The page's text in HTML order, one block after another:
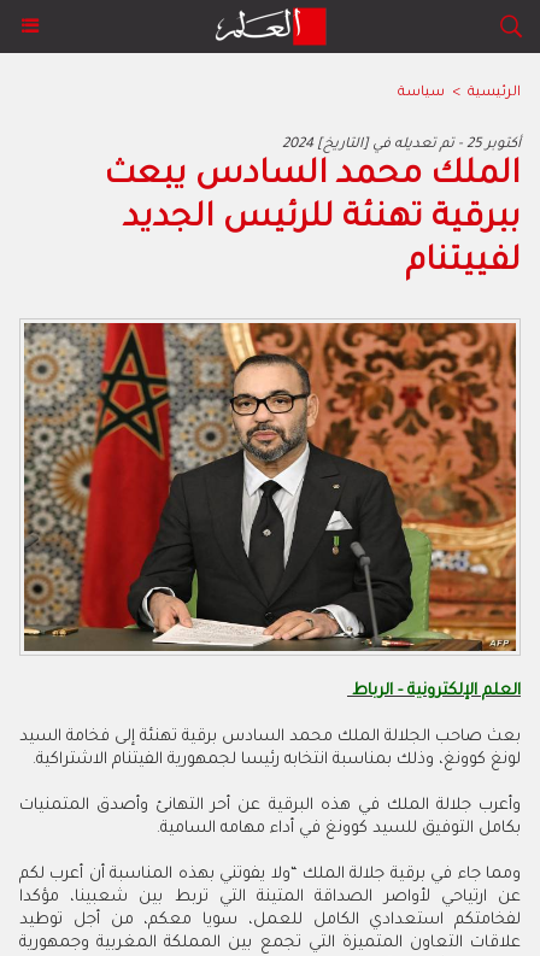
الرئيسية > سياسة
2024 أكتوبر 25 - تم تعديله في [التاريخ]
الملك محمد السادس يبعث
ببرقية تهنئة للرئيس الجديد
لفييتنام
العلم الإلكترونية - الرباط
بعث صاحب الجلالة الملك محمد السادس برقية تهنئة إلى فخامة السيد
لونغ كوونغ، وذلك بمناسبة انتخابه رئيسا لجمهورية الفيتنام الاشتراكية.
وأعرب جلالة الملك في هذه البرقية عن أحر التهانئ وأصدق المتمنيات
بكامل التوفيق للسيد كوونغ في أداء مهامه السامية.
ومما جاء في برقية جلالة الملك “ولا يفوتني بهذه المناسبة أن أعرب لكم
عن ارتياحي لأواصر الصداقة المتينة التي تربط بين شعبينا، مؤكدا
لفخامتكم استعدادي الكامل للعمل، سويا معكم، من أجل توطيد
علاقات التعاون المتميزة التي تجمع بين المملكة المغربية وجمهورية